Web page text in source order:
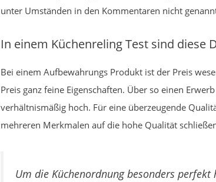
unter Umständen in den Kommentaren nicht
In einem Küchenreling Test sind diese
Bei einem Aufbewahrungs Produkt ist der Preis
Preis ganz feine Eigenschaften. Über so einen
verhältnismäßig hoch. Für eine überzeugende
mehreren Merkmalen auf die hohe Qualität
Um die Küchenordnung besonders